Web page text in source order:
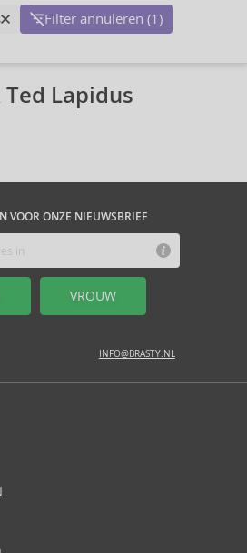
Filter annuleren (1)
Lapidus
VOOR ONZE NIEUWSBRIEF
VROUW
INFO@BRASTY.NL